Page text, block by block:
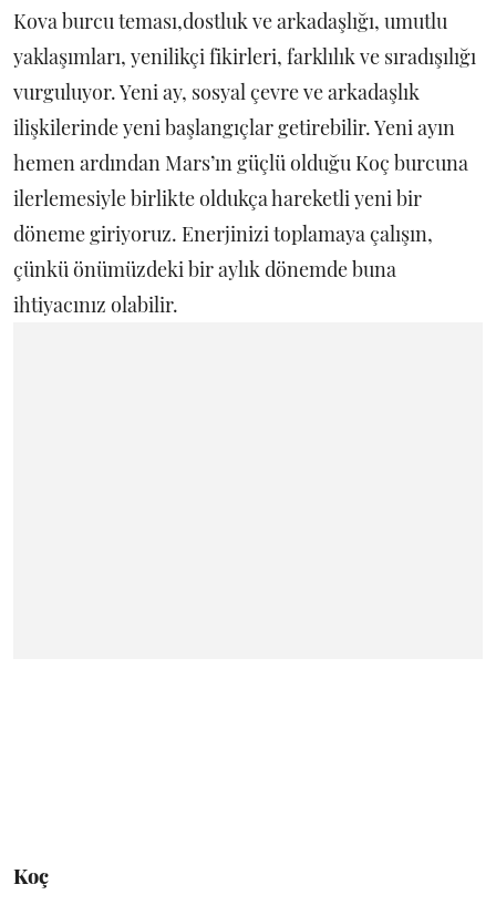
Kova burcu teması,dostluk ve arkadaşlığı, umutlu
yaklaşımları, yenilikçi fikirleri, farklılık ve sıradışılığı
vurguluyor. Yeni ay, sosyal çevre ve arkadaşlık
ilişkilerinde yeni başlangıçlar getirebilir. Yeni ayın
hemen ardından Mars’ın güçlü olduğu Koç burcuna
ilerlemesiyle birlikte oldukça hareketli yeni bir
döneme giriyoruz. Enerjinizi toplamaya çalışın,
çünkü önümüzdeki bir aylık dönemde buna
ihtiyacınız olabilir.
Koç